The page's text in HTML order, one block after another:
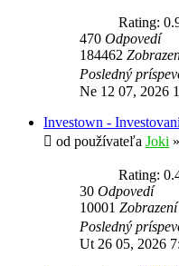
Rating:
470 Odpovedí
184462
Posledný
Ne 12 07, 2026
Investown -
od používateľa Joki »
Rating:
30 Odpovedí
10001 Zobrazení
Posledný
Ut 26 05, 2026